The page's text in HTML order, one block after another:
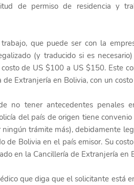
de permiso de residencia y
que puede ser con la
(y traducido si es
costo de US $100 a US $150. Este
de Extranjería en Bolivia, con un
no tener antecedentes penales
del país de origen tiene
ningún trámite más), debidamente
de Bolivia en el país emisor. Su
en la Cancillería de Extranjería en
que diga que el solicitante está